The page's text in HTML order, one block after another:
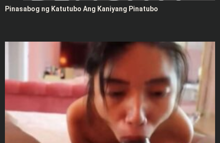
Pinasabog ng Katutubo Ang Kaniyang Pinatubo